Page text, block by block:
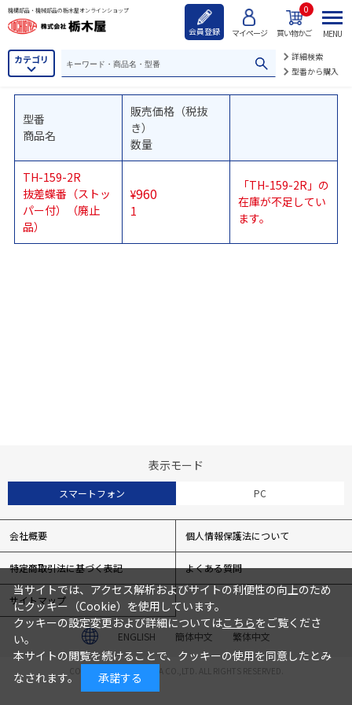
機構部品・機械部品の栃木屋オンラインショップ
会員登録 マイページ 買い物かご
0
カテゴリ
詳細検索
型番から購入
MENU
型番
商品名
販売価格（税抜
き）
数量
TH-159-2R
抜差蝶番（ストッ
パー付）（廃止
品）
¥960
1
「TH-159-2R」の
在庫が不足してい
ます。
表示モード
スマートフォン PC
会社概要 個人情報保護法について
特定商取引法に基づく表記 よくある質問
サイトマップ
ENGLISH 簡体中文 繁体中文
COPYRIGHT© TOCHIGIYA CO.,LTD. ALL RIGHTS RESERVED.
当サイトでは、アクセス解析およびサイトの利便性の向上のため
にクッキー（Cookie）を使用しています。
クッキーの設定変更および詳細についてはこちらをご覧くださ
い。
本サイトの閲覧を続けることで、クッキーの使用を同意したとみ
なされます。
承諾する